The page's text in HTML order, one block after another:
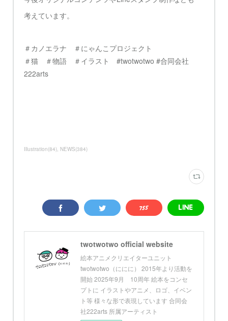
考えています。
＃カノエラナ ＃にゃんこプロジェクト
＃猫 ＃物語 ＃イラスト #twotwotwo #合同会社
222arts
Illustration(84) NEWS(384)
twotwotwo official website
絵本アニメクリエイターユニット
twotwotwo（ににに） 2015年より活動を
開始 2025年9月 10周年 絵本をコンセ
プトに イラストやアニメ、ロゴ、イベン
ト等 様々な形で表現しています 合同会
社222arts 所属アーティスト